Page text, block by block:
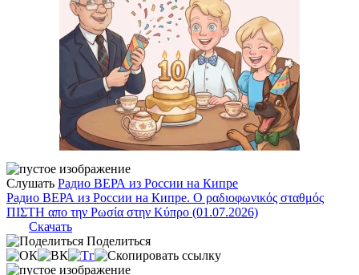
Слушать Радио ВЕРА из России на Кипре
Радио ВЕРА из России на Кипре. Ο ραδιοφωνικός σταθμός
ΠΙΣΤΗ απο την Ρωσία στην Κύπρο (01.07.2026)
Скачать
Поделиться